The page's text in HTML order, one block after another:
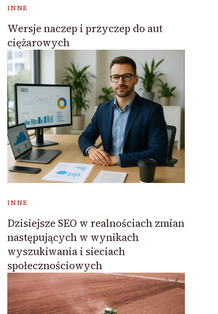
INNE
Wersje naczep i przyczep do aut
ciężarowych
INNE
Dzisiejsze SEO w realnościach zmian
następujących w wynikach
wyszukiwania i sieciach
społecznościowych